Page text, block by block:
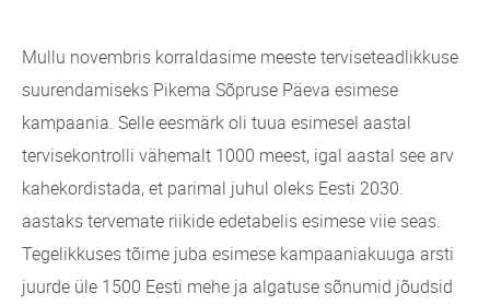
Mullu novembris korraldasime meeste terviseteadlikkuse
suurendamiseks Pikema Sõpruse Päeva esimese
kampaania. Selle eesmärk oli tuua esimesel aastal
tervisekontrolli vähemalt 1000 meest, igal aastal see arv
kahekordistada, et parimal juhul oleks Eesti 2030.
aastaks tervemate riikide edetabelis esimese viie seas.
Tegelikkuses tõime juba esimese kampaaniakuuga arsti
juurde üle 1500 Eesti mehe ja algatuse sõnumid jõudsid